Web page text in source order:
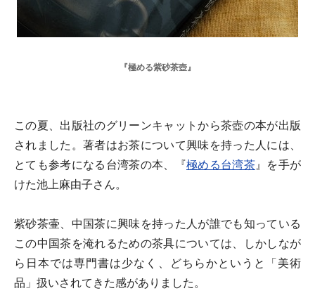
『極める紫砂茶壺』
この夏、出版社のグリーンキャットから茶壺の本が出版
されました。著者はお茶について興味を持った人には、
とても参考になる台湾茶の本、『極める台湾茶』を手が
けた池上麻由子さん。
紫砂茶壷、中国茶に興味を持った人が誰でも知っている
この中国茶を淹れるための茶具については、しかしなが
ら日本では専門書は少なく、どちらかというと「美術
品」扱いされてきた感がありました。